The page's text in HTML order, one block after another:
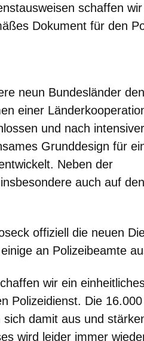
schaffen
Dokument für den
neun Bundesländer
einer
und nach
Grunddesign für
Neben der
auch auf
offiziell die neuen
an Polizeibeamte
wir ein
Polizeidienst. Die
damit aus und
wird leider immer